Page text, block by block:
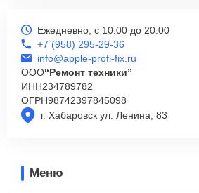
г. Хабаровск ул. Ленина, 83
Ежедневно, с 10:00 до 20:00
+7 (958) 295-29-36
info@apple-profi-fix.ru
ООО“Ремонт техники”
ИНН234789782
ОГРН98742397845098
Меню